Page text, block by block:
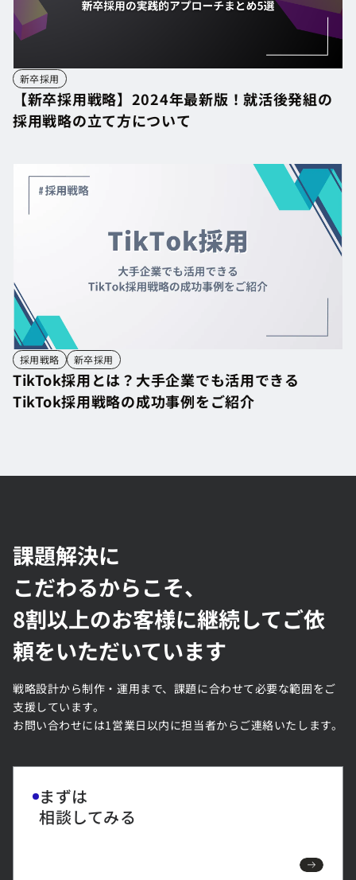
新卒採用
【新卒採用戦略】2024年最新版！就活後発組の
採用戦略の立て方について
採用戦略 新卒採用
TikTok採用とは？大手企業でも活用できる
TikTok採用戦略の成功事例をご紹介
課題解決に
こだわるからこそ、
8割以上のお客様に継続してご依
頼をいただいています
戦略設計から制作・運用まで、課題に合わせて必要な範囲をご
支援しています。
お問い合わせには1営業日以内に担当者からご連絡いたします。
まずは
相談してみる